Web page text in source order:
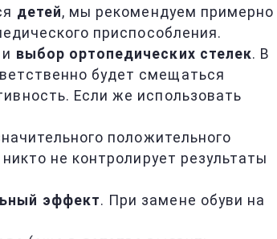
детей, мы рекомендуем примерно
приспособления.
выбор ортопедических стелек. В
будет смещаться
Если же использовать
положительного
не контролирует результаты
эффект. При замене обуви на